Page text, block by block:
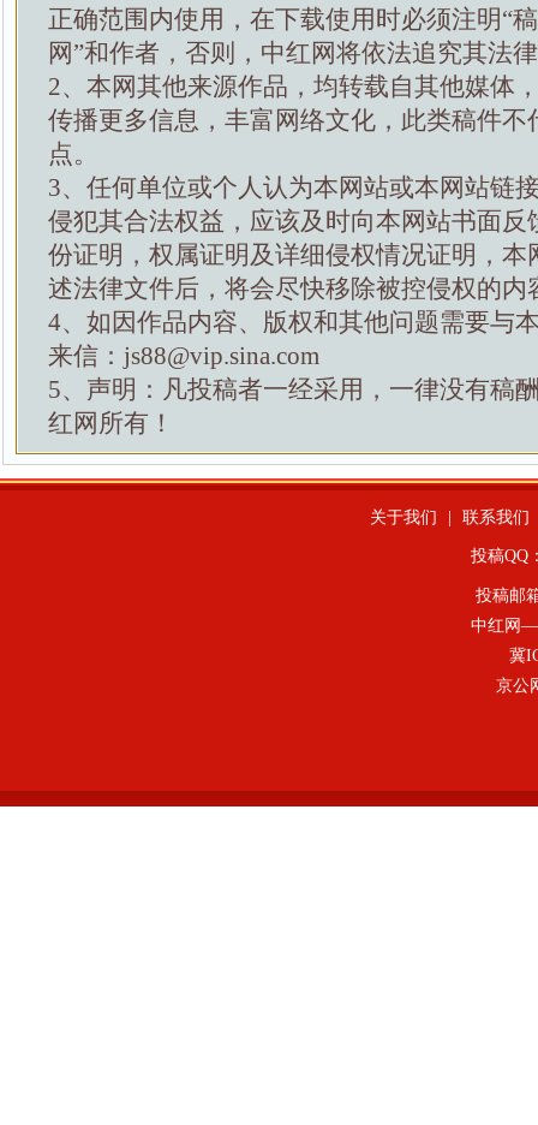
正确范围内使用，在下载使用时必须注明“
网”和作者，否则，中红网将依法追究其法
2、本网其他来源作品，均转载自其他媒体
传播更多信息，丰富网络文化，此类稿件不
点。
3、任何单位或个人认为本网站或本网站链
侵犯其合法权益，应该及时向本网站书面反
份证明，权属证明及详细侵权情况证明，本
述法律文件后，将会尽快移除被控侵权的内
4、如因作品内容、版权和其他问题需要与
来信：js88@vip.sina.com
5、声明：凡投稿者一经采用，一律没有稿
红网所有！
关于我们 联系我们
投稿QQ
投稿邮
中红网—
冀
京公